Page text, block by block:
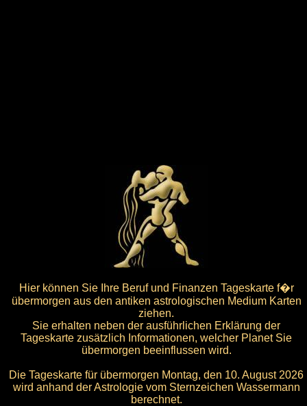
Hier können Sie Ihre Beruf und Finanzen Tageskarte f�r
übermorgen aus den antiken astrologischen Medium Karten
ziehen.
Sie erhalten neben der ausführlichen Erklärung der
Tageskarte zusätzlich Informationen, welcher Planet Sie
übermorgen beeinflussen wird.
Die Tageskarte für übermorgen Montag, den 10. August 2026
wird anhand der Astrologie vom Sternzeichen Wassermann
berechnet.